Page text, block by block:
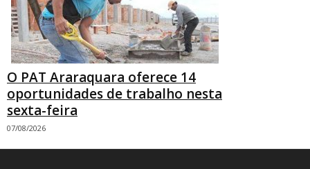
O PAT Araraquara oferece 14
oportunidades de trabalho nesta
sexta-feira
07/08/2026